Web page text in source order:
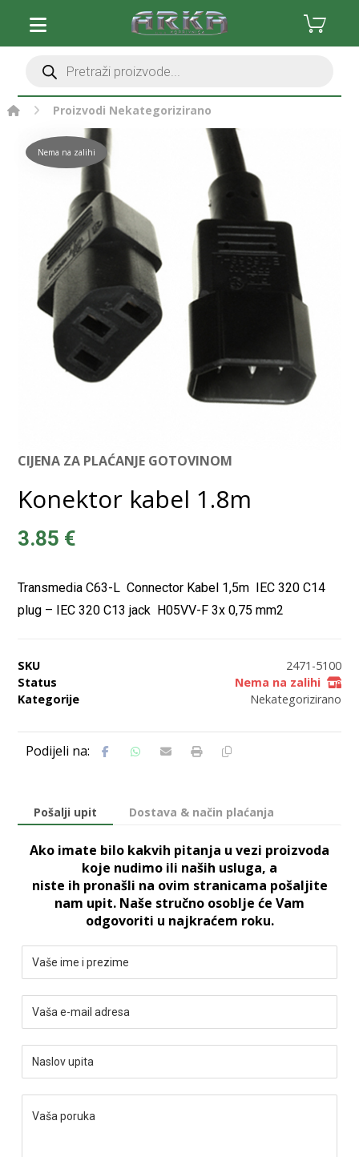
Proizvodi Nekategorizirano
Nema na zalihi
CIJENA ZA PLAĆANJE GOTOVINOM
Konektor kabel 1.8m
3.85 €
Transmedia C63-L  Connector Kabel 1,5m  IEC 320 C14
plug – IEC 320 C13 jack  H05VV-F 3x 0,75 mm2
SKU
2471-5100
Status
Nema na zalihi
Kategorije
Nekategorizirano
Pošalji upit Dostava & način plaćanja
Ako imate bilo kakvih pitanja u vezi proizvoda
koje nudimo ili naših usluga, a
niste ih pronašli na ovim stranicama pošaljite
nam upit. Naše stručno osoblje će Vam
odgovoriti u najkraćem roku.